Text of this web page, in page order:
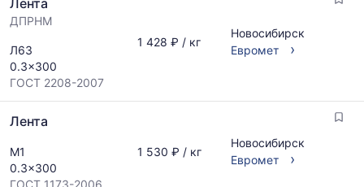
ДПРНМ
Л63
0.3x300
ГОСТ 2208-2007
1 428 ₽ / кг
Новосибирск
Евромет
›
Лента
М1
0.3x300
ГОСТ 1173-2006
1 530 ₽ / кг
Новосибирск
Евромет
›